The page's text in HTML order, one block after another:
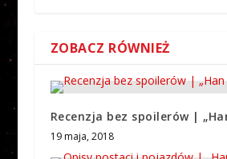
ZOBACZ RÓWNIEŻ
Recenzja bez spoilerów |
19 maja, 2018